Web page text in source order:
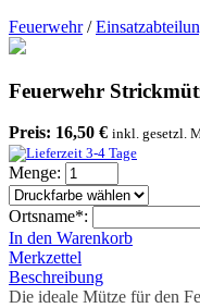
Feuerwehr/
Feuerwehr
Preis: 16,50 € inkl. gesetzl.
Menge:
Ortsname*:
In den Warenkorb
Merkzettel
Beschreibung
Die ideale Mütze für den